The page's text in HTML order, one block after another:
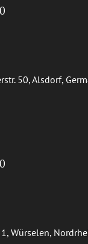
50, Alsdorf,
Würselen,